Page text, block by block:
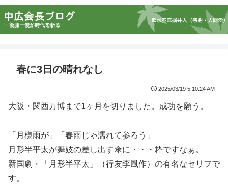
春に3日の晴れなし
2025/03/19 5:10:24 AM
大阪・関西万博まで1ヶ月を切りました。成功を願う。
「月様雨が」「春雨じゃ濡れて参ろう」
月形半平太が舞妓の差し出す傘に・・・粋ですなぁ。
新国劇・「月形半平太」（行友李風作）の有名なセリフで
す。